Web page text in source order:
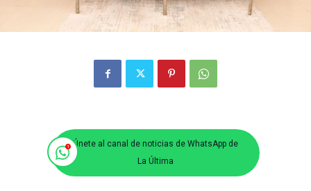
Únete al canal de noticias de WhatsApp de
La Última